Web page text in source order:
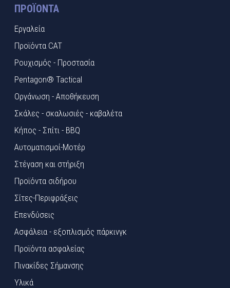
ΠΡΟΪΌΝΤΑ
Εργαλεία
Προϊόντα CAT
Ρουχισμός - Προστασία
Pentagon® Tactical
Οργάνωση - Αποθήκευση
Σκάλες - σκαλωσιές - καβαλέτα
Κήπος - Σπίτι - BBQ
Αυτοματισμοί-Μοτέρ
Στέγαση και στήριξη
Προϊόντα σιδήρου
Σίτες-Περιφράξεις
Επενδύσεις
Ασφάλεια - εξοπλισμός πάρκινγκ
Προϊόντα ασφαλείας
Πινακίδες Σήμανσης
Υλικά